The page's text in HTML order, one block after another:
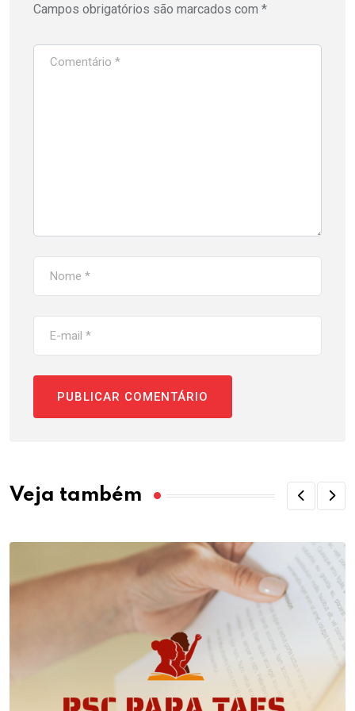
Campos obrigatórios são marcados com *
Veja também